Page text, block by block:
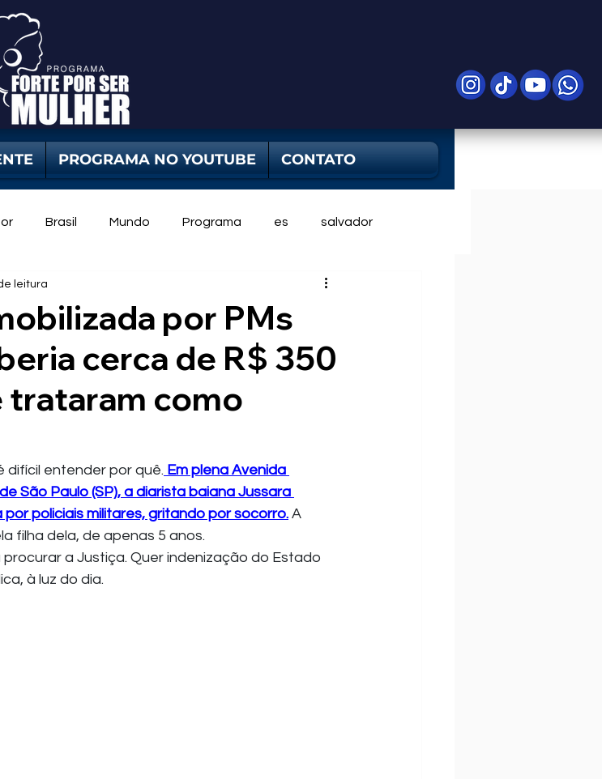
PROGRAMA NO YOUTUBE CONTATO
Brasil Mundo Programa es salvador
Contra Mulher
por PMs
cerca de R$ 350
trataram como
leitura
difícil entender por quê. Em plena Avenida
São Paulo (SP), a diarista baiana Jussara
por policiais militares, gritando por socorro. A
filha dela, de apenas 5 anos.
a Justiça. Quer indenização do Estado
à luz do dia.